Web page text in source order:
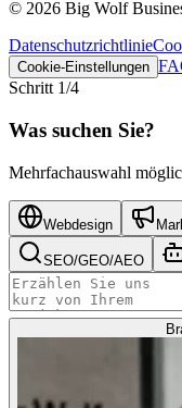
© 2026 Big Wolf
Datenschutzrichtlinie
Cookie-Einstellungen
Schritt 1/4
Was suchen Sie?
Mehrfachauswahl
Webdesign
SEO/GEO/AEO